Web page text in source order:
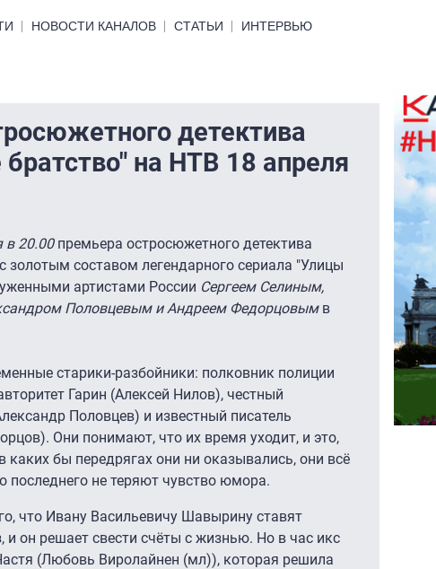
НОВОСТИ КАНАЛОВ СТАТЬИ ИНТЕРВЬЮ
детектива
на НТВ 18 апреля
в 20.00премьера остросюжетного детектива
с золотым составом легендарного сериала "Улицы
артистами России Сергеем Селиным,
Половцевым и Андреем Федорцовымв
старики-разбойники: полковник полиции
Гарин (Алексей Нилов), честный
Половцев) и известный писатель
Они понимают, что их время уходит, и это,
каких бы передрягах они ни оказывались, они всё
последнего не теряют чувство юмора.
что Ивану Васильевичу Шавырину ставят
и он решает свести счёты с жизнью. Но в час икс
(Любовь Виролайнен (мл)), которая решила